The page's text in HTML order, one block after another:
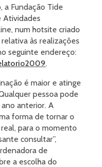
a Fundação Tide
Atividades
num hotsite criado
às realizações
seguinte endereço:
.
é maior e atinge
pessoa pode
anterior. A
forma de tornar o
para o momento
consultar”,
de
a escolha do